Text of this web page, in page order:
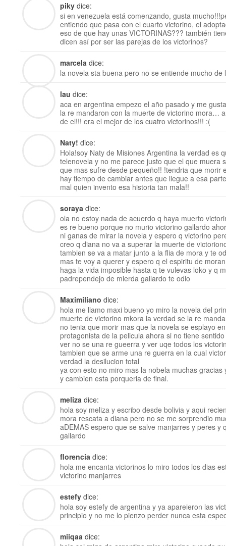
piky dice:
si en venezuela está comenzando, gusta
entiendo que pasa con el cuarto victorino, el
eso de que hay unas VICTORINAS??? también
dicen así por ser las parejas de los victorinos?
marcela dice:
la novela sta buena pero no se entiende mucho de
lau dice:
aca en argentina empezo el año pasado y me
la re mandaron con la muerte de victorino mora…
de el!!! era el mejor de los cuatro victorinos!!! :(
Naty! dice:
Hola!soy Naty de Misiones Argentina la verdad es
telenovela y no me parece justo que el que muera
que mas sufre desde pequeño!! !tendria que morir
hay tiempo de cambiar antes que llegue a esa
mal quien invento esa historia tan mala!!
soraya dice:
ola no estoy nada de acuerdo q haya muerto
es re bueno porque no murio victorino gallardo
ni ganas de mirar la novela y espero q victorino
creo q diana no va a superar la muerte de
tambien se va a matar junto a la flia de mora y te
mas te voy a querer y espero q el espiritu de
haga la vida imposible hasta q te vulevas loko y q
padrependejo de mierda gallardo te odio
Maximiliano dice:
hola me llamo maxi bueno yo miro la novela del
muerte de victorino mkora la verdad se la re
no tenia que morir mas que la novela se esplayo
protagonista de la pelicula ahora si no tiene
ver no se una re gueerra y ver uqe todos los
tambien que se arme una re guerra en la cual
verdad la desilucion total
ya con esto no miro mas la nobela muchas
y cambien esta porqueria de final.
meliza dice:
hola soy meliza y escribo desde bolivia y aqui
mora rescata a diana pero no se me sorprendio
aDEMAS espero que se salve manjarres y peres y
gallardo
florencia dice:
hola me encanta victorinos lo miro todos los dias
victorino manjarres
estefy dice:
hola soy estefy de argentina y ya apareieron las
principio y no me lo pienzo perder nunca esta
miiqaa dice: